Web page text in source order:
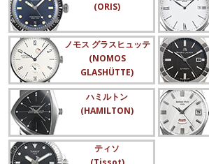
(ORIS)
ノモス グラスヒュッテ
(NOMOS
GLASHÜTTE)
ハミルトン
(HAMILTON)
ティソ